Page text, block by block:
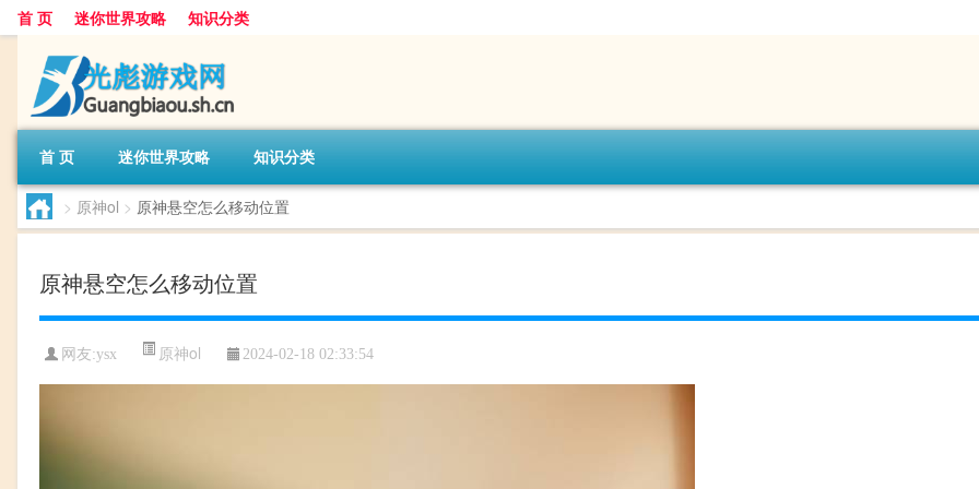
首 页 迷你世界攻略 知识分类
首 页 迷你世界攻略 知识分类
> 原神ol > 原神悬空怎么移动位置
原神悬空怎么移动位置
网友:ysx 原神ol 2024-02-18 02:33:54